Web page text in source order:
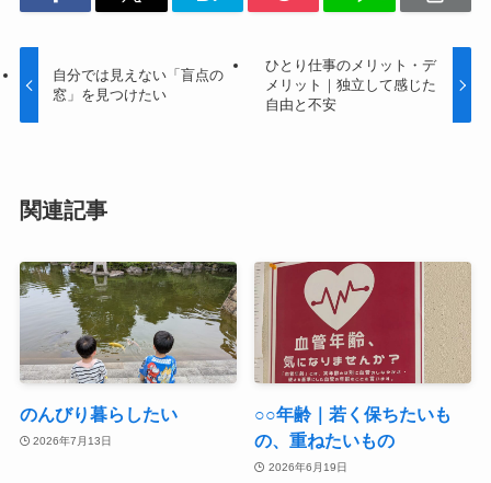
自分では見えない「盲点の
窓」を見つけたい
ひとり仕事のメリット・デ
メリット｜独立して感じた
自由と不安
関連記事
のんびり暮らしたい
2026年7月13日
○○年齢｜若く保ちたいも
の、重ねたいもの
2026年6月19日